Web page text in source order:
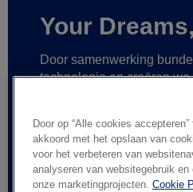
Your
Door samenwerking
technologieen creëren we
gedurfde ideeën.
Door op “Alle cookies
akkoord met het opslaan van
voor het verbeteren van
analyseren van websitegebruik
onze marketingprojecten. Cookie